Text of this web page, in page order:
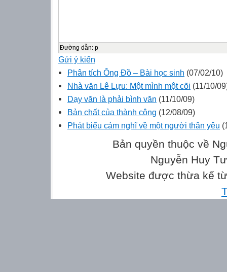
Đường dẫn: p
Gửi ý kiến
Phân tích Ông Đồ – Bài học sinh (07/02/10)
Nhà văn Lê Lựu: Một mình một cõi (11/10/
Dạy văn là phải bình văn (11/10/09)
Bản chất của thành công (12/08/09)
Phát biểu cảm nghĩ về một người thân yêu
Bản quyền thuộc về
Nguyễn Huy
Website được thừa kế